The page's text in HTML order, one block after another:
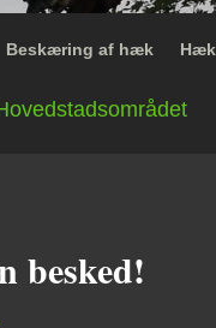
Beskæring af hæk
besked!